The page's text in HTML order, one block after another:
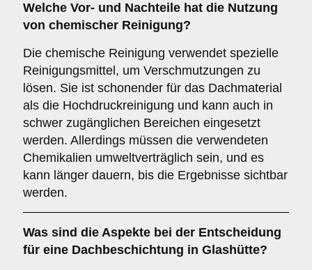
Welche Vor- und Nachteile hat die Nutzung
von chemischer Reinigung?
Die chemische Reinigung verwendet spezielle
Reinigungsmittel, um Verschmutzungen zu
lösen. Sie ist schonender für das Dachmaterial
als die Hochdruckreinigung und kann auch in
schwer zugänglichen Bereichen eingesetzt
werden. Allerdings müssen die verwendeten
Chemikalien umweltverträglich sein, und es
kann länger dauern, bis die Ergebnisse sichtbar
werden.
Was sind die Aspekte bei der Entscheidung
für eine Dachbeschichtung in Glashütte?